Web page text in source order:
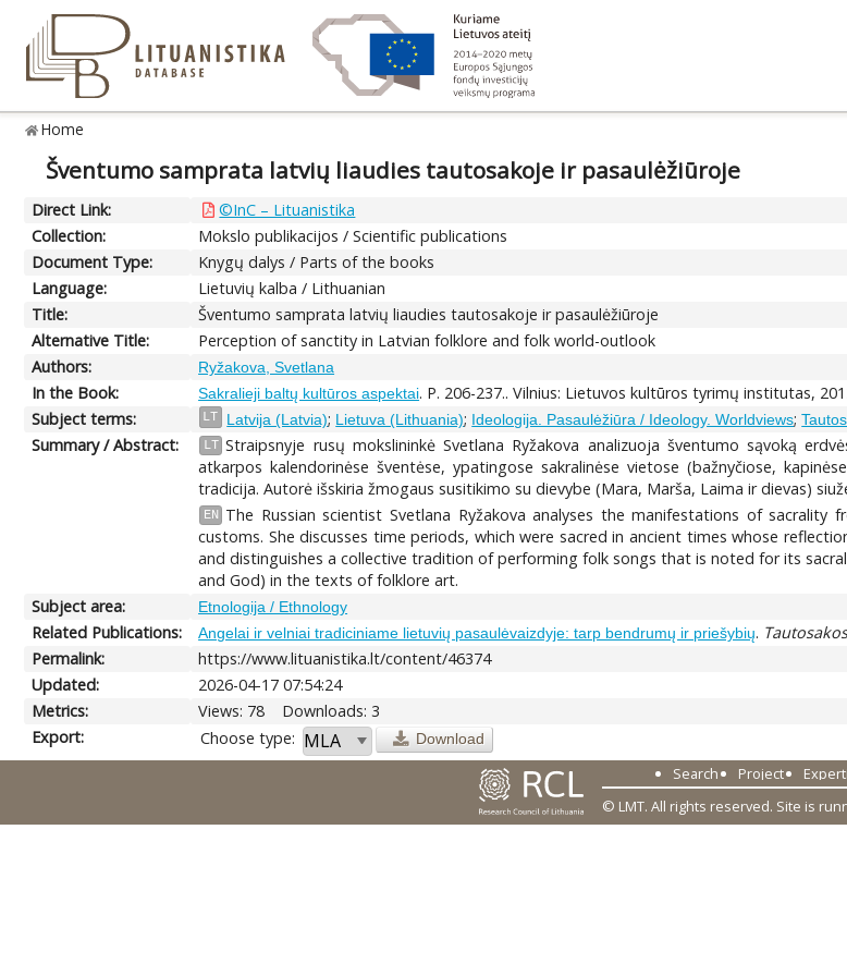
Home
Šventumo samprata latvių liaudies tautosakoje ir pasaulėžiūroje
Direct Link:
©InC – Lituanistika
Collection:
Mokslo publikacijos / Scientific publications
Document Type:
Knygų dalys / Parts of the books
Language:
Lietuvių kalba / Lithuanian
Title:
Šventumo samprata latvių liaudies tautosakoje ir pasaulėžiūroje
Alternative Title:
Perception of sanctity in Latvian folklore and folk world-outlook
Authors:
Ryžakova, Svetlana
In the Book: Sakralieji baltų kultūros aspektai. P. 206-237.. Vilnius: Lietuvos kultūros tyrimų institutas,
Subject terms:
LT Latvija (Latvia); Lietuva (Lithuania); Ideologija. Pasaulėžiūra / Ideology. Worldviews;
Summary / Abstract: LT Straipsnyje rusų mokslininkė Svetlana Ryžakova analizuoja šventumo sąvoką
atkarpos kalendorinėse šventėse, ypatingose sakralinėse vietose (bažnyčiose,
tradicija. Autorė išskiria žmogaus susitikimo su dievybe (Mara, Marša, Laima ir dievas)
EN
The Russian scientist Svetlana Ryžakova analyses the manifestations of
customs. She discusses time periods, which were sacred in ancient times whose
and distinguishes a collective tradition of performing folk songs that is noted for its
and God) in the texts of folklore art.
Subject area:
Etnologija / Ethnology
Related Publications: Angelai ir velniai tradiciniame lietuvių pasaulėvaizdyje: tarp bendrumų ir priešybių.
Permalink:
https://www.lituanistika.lt/content/46374
Updated:
2026-04-17 07:54:24
Metrics:
Views: 78
Downloads: 3
Export:
Choose type: Download
Search Project
© LMT. All rights reserved. Site is